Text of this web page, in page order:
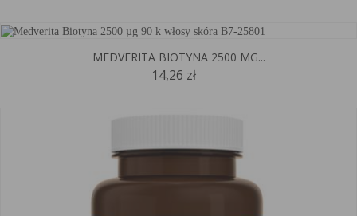
MEDVERITA BIOTYNA 2500 ΜG...
14,26 zł